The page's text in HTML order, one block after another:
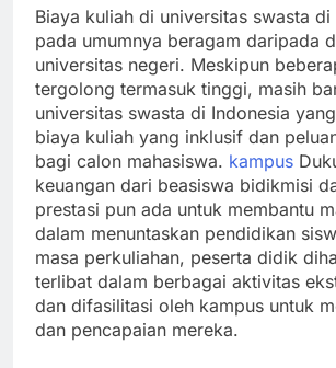
Biaya kuliah di universitas swasta di
pada umumnya beragam daripada
universitas negeri. Meskipun
tergolong termasuk tinggi, masih
universitas swasta di Indonesia
biaya kuliah yang inklusif dan
bagi calon mahasiswa. kampus
keuangan dari beasiswa bidikmisi
prestasi pun ada untuk membantu
dalam menuntaskan pendidikan
masa perkuliahan, peserta didik
terlibat dalam berbagai aktivitas
dan difasilitasi oleh kampus untuk
dan pencapaian mereka.